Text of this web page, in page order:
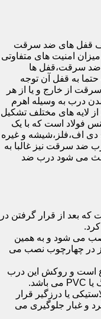
قفل های ضد سرقت
امنیت های متفاوتی
ضد سرقت،قفل ها
به قفل آن توجه
از خارج و یا از هر
درب به وسیله اهرم
لایه های مختلف تشکیل
فولاد است که با یک
دی اف،فلز،شیشه و غیره
سرقت نیز غالبا به
می شود درب ضد
بعد از قرار گرفتن در
می شود و به همین
در چهارچوب نصب می
است و روکش این درب
یا درزگیر قرار
و غبار جلوگیری می